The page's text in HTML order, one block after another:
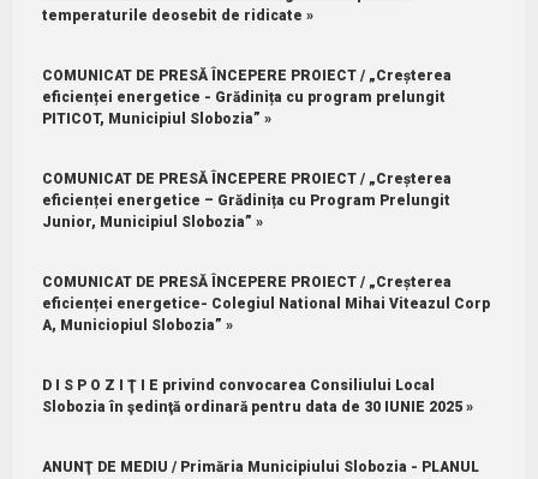
temperaturile deosebit de ridicate »
COMUNICAT DE PRESĂ ÎNCEPERE PROIECT / „Creșterea
eficienței energetice - Grădinița cu program prelungit
PITICOT, Municipiul Slobozia” »
COMUNICAT DE PRESĂ ÎNCEPERE PROIECT / „Creșterea
eficienței energetice – Grădinița cu Program Prelungit
Junior, Municipiul Slobozia” »
COMUNICAT DE PRESĂ ÎNCEPERE PROIECT / „Creșterea
eficienței energetice- Colegiul National Mihai Viteazul Corp
A, Municiopiul Slobozia” »
D I S P O Z I Ţ I E privind convocarea Consiliului Local
Slobozia în şedinţă ordinară pentru data de 30 IUNIE 2025 »
ANUNŢ DE MEDIU / Primăria Municipiului Slobozia - PLANUL